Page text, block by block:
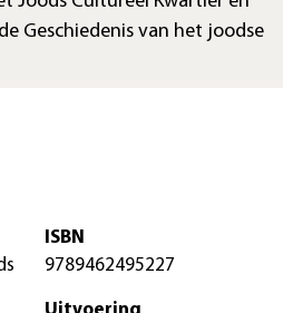
Geschiedenis van het joodse
ISBN
9789462495227